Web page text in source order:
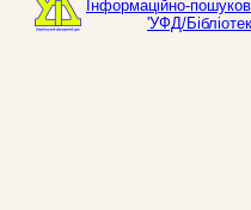
Інформаційно-
'УФД/